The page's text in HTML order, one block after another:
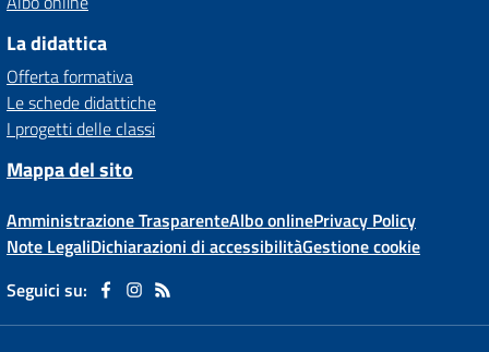
La didattica
Offerta formativa
Le schede didattiche
I progetti delle classi
Mappa del sito
Amministrazione TrasparenteAlbo onlinePrivacy Policy
Note LegaliDichiarazioni di accessibilitàGestione cookie
Seguici su: